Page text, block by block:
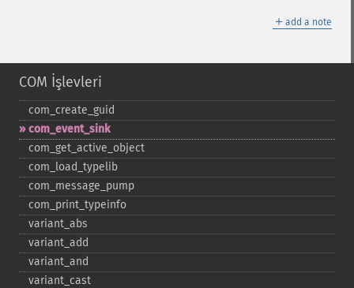
＋ add a note
COM İşlevleri
com_​create_​guid
com_​event_​sink
com_​get_​active_​object
com_​load_​typelib
com_​message_​pump
com_​print_​typeinfo
variant_​abs
variant_​add
variant_​and
variant_​cast